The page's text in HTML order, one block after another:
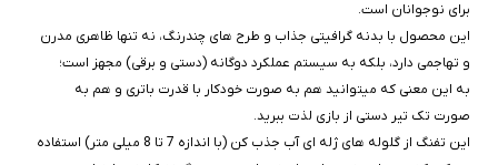
برای نوجوانان است.
این محصول با بدنه گرافیتی جذاب و طرح‌ های چندرنگ، نه‌ تنها ظاهری مدرن
و تهاجمی دارد، بلکه به سیستم عملکرد دوگانه (دستی و برقی) مجهز است؛
به این معنی که میتوانید هم به صورت خودکار با قدرت باتری و هم به
صورت تک‌ تیر دستی از بازی لذت ببرید.
این تفنگ از گلوله‌ های ژله‌ ای آب‌ جذب‌ کن (با اندازه 7 تا 8 میلی‌ متر) استفاده